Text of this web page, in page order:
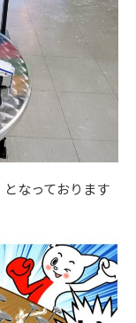
となっております